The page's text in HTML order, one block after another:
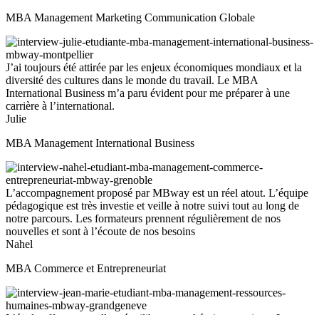
MBA Management Marketing Communication Globale
J’ai toujours été attirée par les enjeux économiques mondiaux et la
diversité des cultures dans le monde du travail. Le MBA
International Business m’a paru évident pour me préparer à une
carrière à l’international.
Julie
MBA Management International Business
L’accompagnement proposé par MBway est un réel atout. L’équipe
pédagogique est très investie et veille à notre suivi tout au long de
notre parcours. Les formateurs prennent régulièrement de nos
nouvelles et sont à l’écoute de nos besoins
Nahel
MBA Commerce et Entrepreneuriat